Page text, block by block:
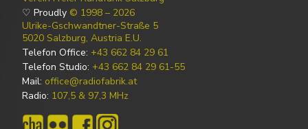
♡ Proudly © 1998 – 2026
Ulrike-Gschwandtner-Straße 5
5020 Salzburg, Austria E.U.
Telefon Office: +43 662 84 29 61
Telefon Studio: +43 662 84 29 61-55
Mail: office@radiofabrik.at
Radio: 107,5 & 97,3 MHz